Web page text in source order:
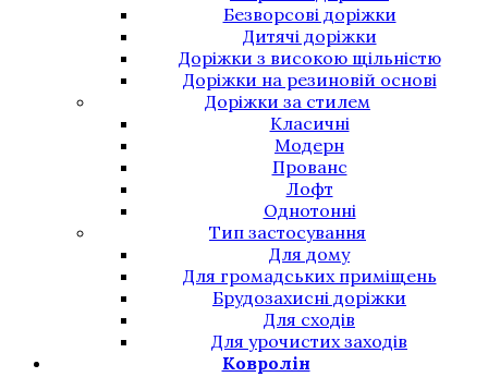
Безворсові доріжки
Дитячі доріжки
Доріжки з високою щільністю
Доріжки на резиновій основі
Доріжки за стилем
Класичні
Модерн
Прованс
Лофт
Однотонні
Тип застосування
Для дому
Для громадських приміщень
Брудозахисні доріжки
Для сходів
Для урочистих заходів
Ковролін